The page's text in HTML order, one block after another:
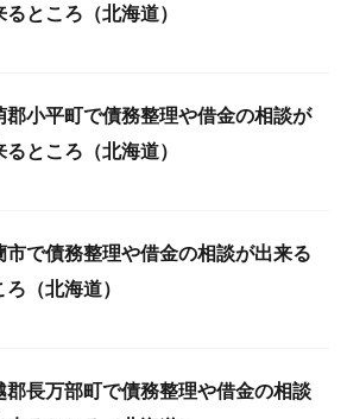
るところ（北海道）
郡小平町で債務整理や借金の相談が
るところ（北海道）
市で債務整理や借金の相談が出来る
ろ（北海道）
郡長万部町で債務整理や借金の相談